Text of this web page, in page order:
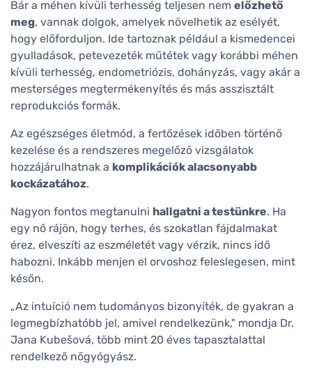
Bár a méhen kívüli terhesség teljesen nem előzhető
meg, vannak dolgok, amelyek növelhetik az esélyét,
hogy előforduljon. Ide tartoznak például a kismedencei
gyulladások, petevezeték műtétek vagy korábbi méhen
kívüli terhesség, endometriózis, dohányzás, vagy akár a
mesterséges megtermékenyítés és más asszisztált
reprodukciós formák.
Az egészséges életmód, a fertőzések időben történő
kezelése és a rendszeres megelőző vizsgálatok
hozzájárulhatnak a komplikációk alacsonyabb
kockázatához.
Nagyon fontos megtanulni hallgatni a testünkre. Ha
egy nő rájön, hogy terhes, és szokatlan fájdalmakat
érez, elveszíti az eszméletét vagy vérzik, nincs idő
habozni. Inkább menjen el orvoshoz feleslegesen, mint
későn.
„Az intuíció nem tudományos bizonyíték, de gyakran a
legmegbízhatóbb jel, amivel rendelkezünk," mondja Dr.
Jana Kubešová, több mint 20 éves tapasztalattal
rendelkező nőgyógyász.